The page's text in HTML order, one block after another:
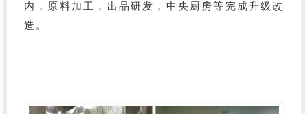
内，原料加工，出品研发，中央厨房等完成升级改
造。